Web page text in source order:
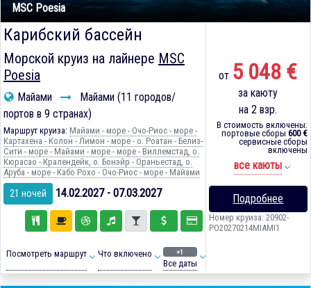
MSC Poesia
Карибский бассейн
Морской круиз на лайнере MSC
Poesia
Майами
Майами (11 городов/
портов в 9 странах)
Маршрут круиза: Майами - море - Очо-Риос - море -
Картахена - Колон - Лимон - море - о. Роатан - Белиз-
Сити - море - Майами - море - море - Виллемстад, о.
Кюрасао - Кралендейк, о. Бонэйр - Ораньестад, о.
Аруба - море - Кабо Рохо - Очо-Риос - море - Майами
21 ночей 14.02.2027 - 07.03.2027
Посмотреть маршрут Что включено +1
Все даты
от 5 048 €
за каюту
на 2 взр.
В стоимость включены:
портовые сборы 600 €
сервисные сборы
включены
все каюты
Подробнее
Номер круиза: 20902-
PO20270214MIAMI1